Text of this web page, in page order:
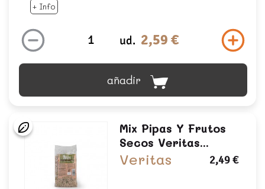
+ Info
ud. 2,59 €
añadir
Mix Pipas Y Frutos
Secos Veritas...
Veritas 2,49 €